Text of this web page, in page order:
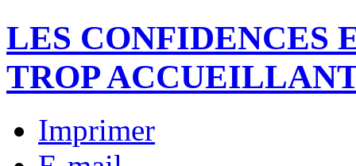
LES CONFIDENCES
TROP
Imprimer